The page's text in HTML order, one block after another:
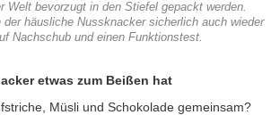
Welt bevorzugt in den Stiefel gepackt werden.
häusliche Nussknacker sicherlich auch wieder
Nachschub und einen Funktionstest.
etwas zum Beißen hat
Müsli und Schokolade gemeinsam?